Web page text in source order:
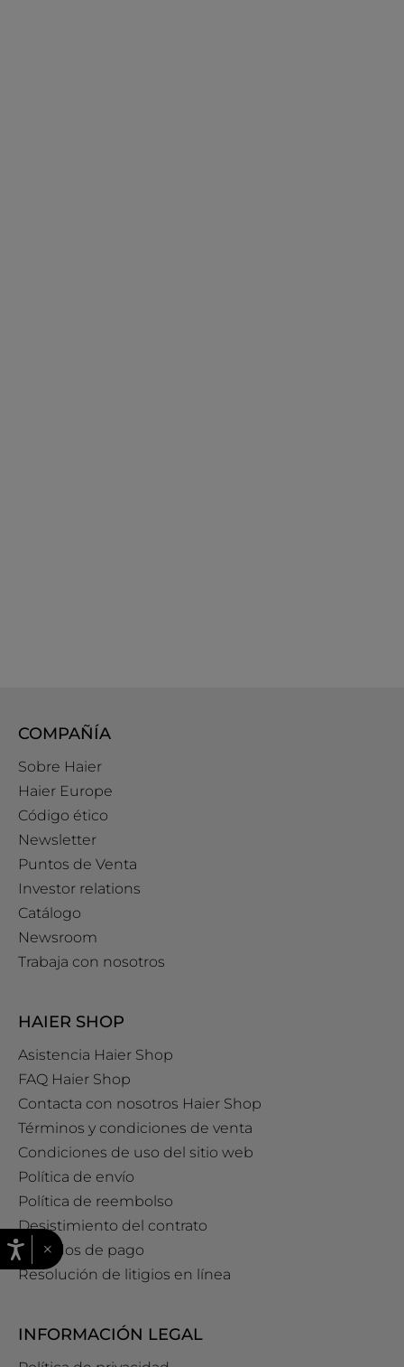
COMPAÑÍA
Sobre Haier
Haier Europe
Código ético
Newsletter
Puntos de Venta
Investor relations
Catálogo
Newsroom
Trabaja con nosotros
HAIER SHOP
Asistencia Haier Shop
FAQ Haier Shop
Contacta con nosotros Haier Shop
Términos y condiciones de venta
Condiciones de uso del sitio web
Política de envío
Política de reembolso
Desistimiento del contrato
Métodos de pago
Resolución de litigios en línea
INFORMACIÓN LEGAL
×